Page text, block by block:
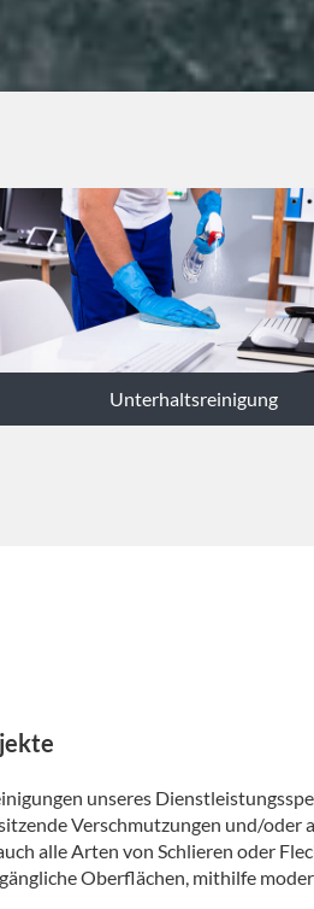
Unterhaltsreinigung
unseres
Verschmutzungen und/oder
alle Arten von Schlieren oder
Oberflächen, mithilfe